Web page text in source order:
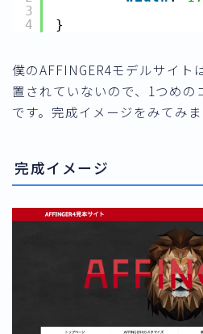
3
4
}
僕のAFFINGER4モデルサイト
置されていないので、1つめの
です。完成イメージをみてみま
完成イメージ